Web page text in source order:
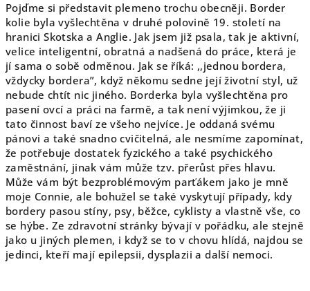
Pojďme si představit plemeno trochu obecněji. Border
kolie byla vyšlechtěna v druhé polovině 19. století na
hranici Skotska a Anglie. Jak jsem již psala, tak je aktivní,
velice inteligentní, obratná a nadšená do práce, která je
jí sama o sobě odměnou. Jak se říká: ,,jednou bordera,
vždycky bordera”, když někomu sedne její životní styl, už
nebude chtít nic jiného. Borderka byla vyšlechtěna pro
pasení ovcí a práci na farmě, a tak není výjimkou, že ji
tato činnost baví ze všeho nejvíce. Je oddaná svému
pánovi a také snadno cvičitelná, ale nesmíme zapomínat,
že potřebuje dostatek fyzického a také psychického
zaměstnání, jinak vám může tzv. přerůst přes hlavu.
Může vám být bezproblémovým parťákem jako je mně
moje Connie, ale bohužel se také vyskytují případy, kdy
bordery pasou stíny, psy, běžce, cyklisty a vlastně vše, co
se hýbe. Ze zdravotní stránky bývají v pořádku, ale stejně
jako u jiných plemen, i když se to v chovu hlídá, najdou se
jedinci, kteří mají epilepsii, dysplazii a další nemoci.